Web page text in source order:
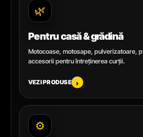
🌿
Pentru casă & grădină
Motocoase, motosape, pulverizatoare,
accesorii pentru întreținerea curții.
VEZI PRODUSE ›
⚙️